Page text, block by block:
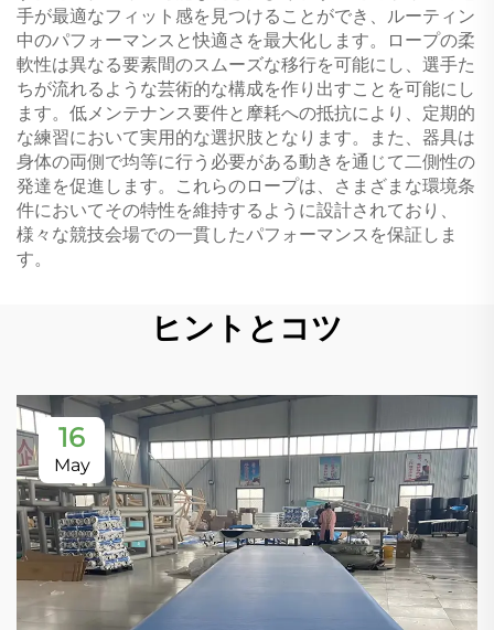
手が最適なフィット感を見つけることができ、ルーティン
中のパフォーマンスと快適さを最大化します。ロープの柔
軟性は異なる要素間のスムーズな移行を可能にし、選手た
ちが流れるような芸術的な構成を作り出すことを可能にし
ます。低メンテナンス要件と摩耗への抵抗により、定期的
な練習において実用的な選択肢となります。また、器具は
身体の両側で均等に行う必要がある動きを通じて二側性の
発達を促進します。これらのロープは、さまざまな環境条
件においてその特性を維持するように設計されており、
様々な競技会場での一貫したパフォーマンスを保証しま
す。
ヒントとコツ
16
May